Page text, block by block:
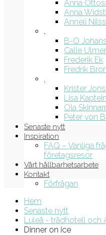
Anna
Anna
Anneli
.
B-O
Calle
Frederik Ek
Fredrik
.
Krister
Lisa
Ola
Peter von
Senaste nytt
Inspiration
FAQ – Vanliga
företagsresor
Vårt hållbarhetsarbete
Kontakt
Förfrågan
Hem
Senaste nytt
Luleå - trädhotell och
Dinner on ice